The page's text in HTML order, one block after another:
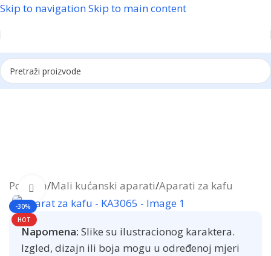
Skip to navigationSkip to main content
Reklama
Početna/Mali kućanski aparati/Aparati za kafu
-30%
HOT
Click to enlarge
Napomena: Slike su ilustracionog karaktera.
Izgled, dizajn ili boja mogu u određenoj mjeri